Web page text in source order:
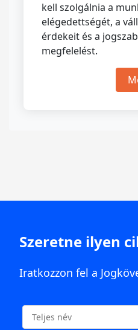
kell szolgálnia a
elégedettségét, a
érdekeit és a
megfelelést.
Szeretne ilyen
Iratkozzon fel a